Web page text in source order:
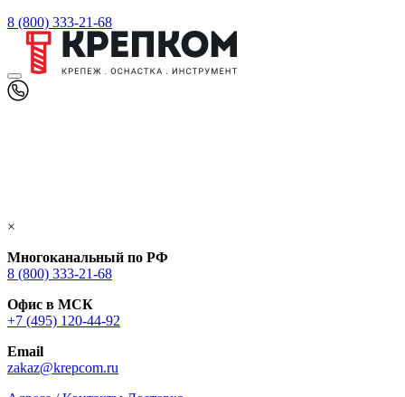
8 (800) 333-21-68
×
Многоканальный по РФ
8 (800) 333‑21-68
Офис в МСК
+7 (495) 120-44-92
Email
zakaz@krepcom.ru